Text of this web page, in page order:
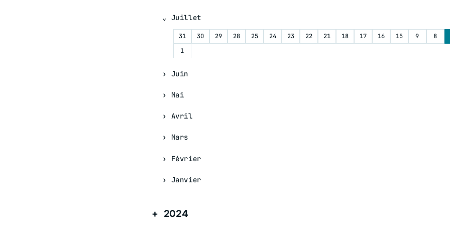
Juillet
31 30 29 28 25 24 23 22 21 18 17 16 15 9 8
1
Juin
Mai
Avril
Mars
Février
Janvier
2024